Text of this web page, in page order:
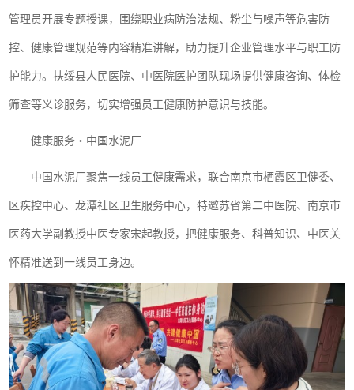
管理员开展专题授课，围绕职业病防治法规、粉尘与噪声等危害防
控、健康管理规范等内容精准讲解，助力提升企业管理水平与职工防
护能力。扶绥县人民医院、中医院医护团队现场提供健康咨询、体检
筛查等义诊服务，切实增强员工健康防护意识与技能。
健康服务・中国水泥厂
中国水泥厂聚焦一线员工健康需求，联合南京市栖霞区卫健委、
区疾控中心、龙潭社区卫生服务中心，特邀苏省第二中医院、南京市
医药大学副教授中医专家宋起教授，把健康服务、科普知识、中医关
怀精准送到一线员工身边。